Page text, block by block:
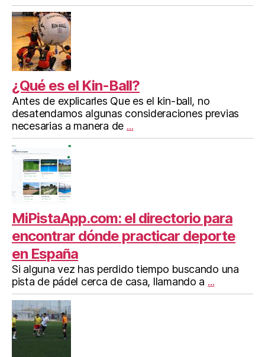
¿Qué es el Kin-Ball?
Antes de explicarles Que es el kin-ball, no
desatendamos algunas consideraciones previas
necesarias a manera de ...
MiPistaApp.com: el directorio para
encontrar dónde practicar deporte
en España
Si alguna vez has perdido tiempo buscando una
pista de pádel cerca de casa, llamando a ...